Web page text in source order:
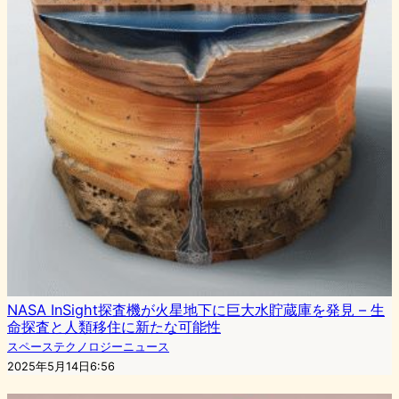
NASA InSight探査機が火星地下に巨大水貯蔵庫を発見 – 生
命探査と人類移住に新たな可能性
スペーステクノロジーニュース
2025年5月14日6:56